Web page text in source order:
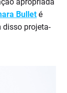
Bulleté
disso projeta-